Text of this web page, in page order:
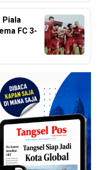
Piala
FC 3-